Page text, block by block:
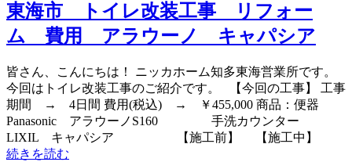
東海市 トイレ改装工事 リフォー
ム 費用 アラウーノ キャパシア
皆さん、こんにちは！ ニッカホーム知多東海営業所です。
今回はトイレ改装工事のご紹介です。 【今回の工事】 工事
期間 → 4日間 費用(税込) → ￥455,000 商品：便器
Panasonic アラウーノS160 手洗カウンター
LIXIL キャパシア 【施工前】 【施工中】
続きを読む